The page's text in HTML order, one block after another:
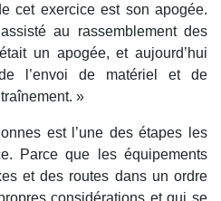
cet exercice est son apogée.
au rassemblement des
un apogée, et aujourd’hui
l’envoi de matériel et de
»
est l’une des étapes les
Parce que les équipements
et des routes dans un ordre
considérations et qui se